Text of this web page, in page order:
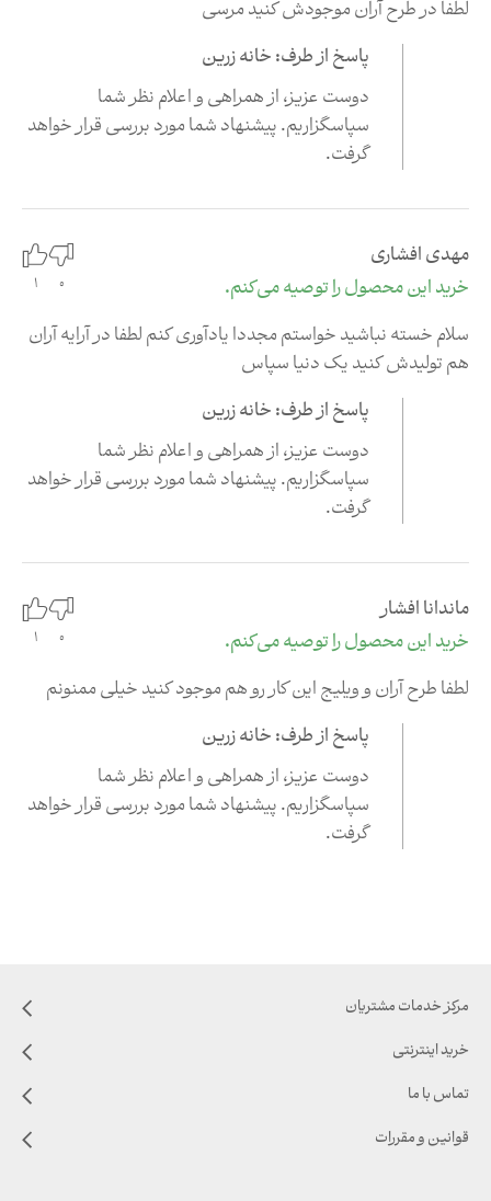
لطفا در طرح آران موجودش کنید مرسی
پاسخ از طرف: خانه زرین
دوست عزیز،‌ از همراهی و اعلام نظر شما
سپاسگزاریم. پیشنهاد شما مورد بررسی قرار خواهد
گرفت.
مهدی افشاری
خرید این محصول را توصیه می‌کنم.
0
1
سلام خسته نباشید خواستم مجددا یادآوری کنم لطفا در آرایه آران
هم تولیدش کنید یک دنیا سپاس
پاسخ از طرف: خانه زرین
دوست عزیز،‌ از همراهی و اعلام نظر شما
سپاسگزاریم. پیشنهاد شما مورد بررسی قرار خواهد
گرفت.
ماندانا افشار
خرید این محصول را توصیه می‌کنم.
0
1
لطفا طرح آران و ویلیج این کار رو هم موجود کنید خیلی ممنونم
پاسخ از طرف: خانه زرین
دوست عزیز،‌ از همراهی و اعلام نظر شما
سپاسگزاریم. پیشنهاد شما مورد بررسی قرار خواهد
گرفت.
مرکز خدمات مشتریان
خرید اینترنتی
تماس با ما
قوانین و مقررات